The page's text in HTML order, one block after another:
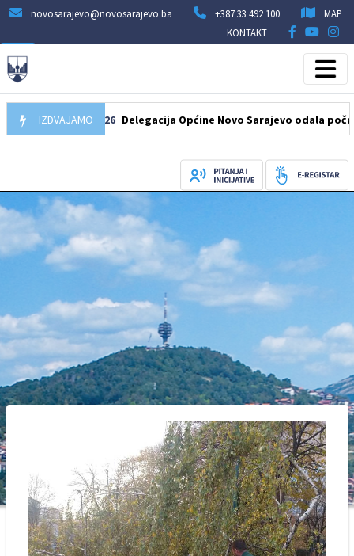
novosarajevo@novosarajevo.ba +387 33 492 100
MAP
KONTAKT
IZDVAJAMO
07.08.2026 Delegacija Općine Novo Sarajevo odala počast